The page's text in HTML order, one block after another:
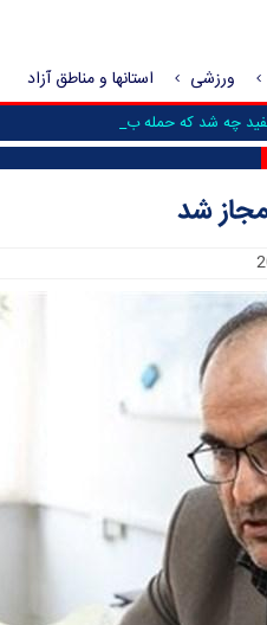
ورزشی استانها و مناطق آزاد
چه شد که حمله به ایران فعل _
شد